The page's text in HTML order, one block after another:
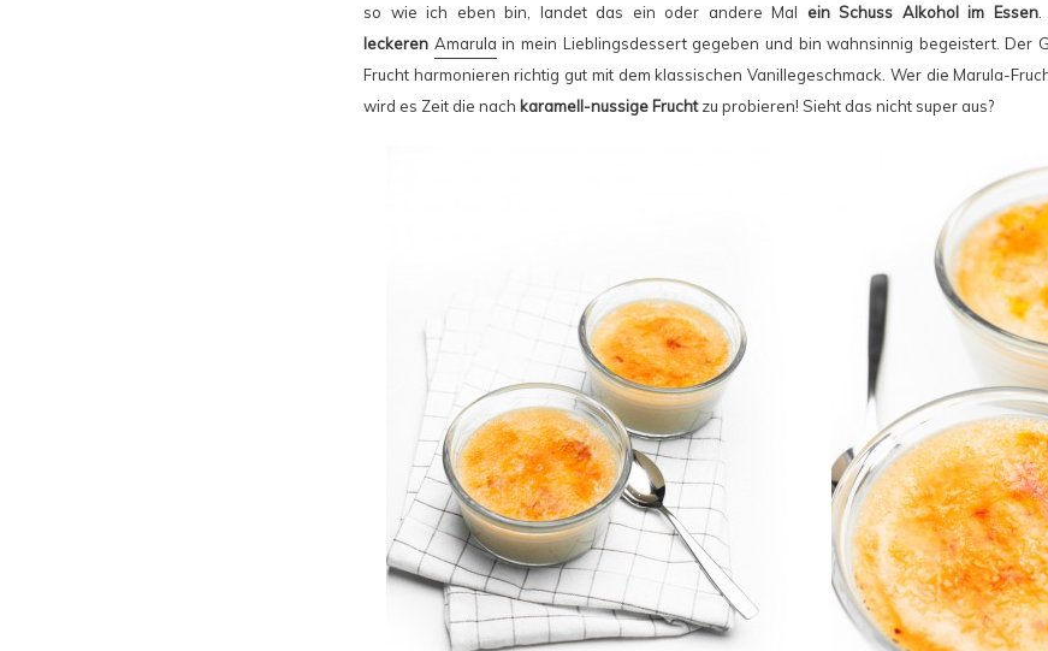
so wie ich eben bin, landet das ein oder andere Mal ein Schuss Alkohol im Essen.
leckeren Amarula in mein Lieblingsdessert gegeben und bin wahnsinnig begeistert. Der
Frucht harmonieren richtig gut mit dem klassischen Vanillegeschmack. Wer die Marula-
wird es Zeit die nach karamell-nussige Fruchtzu probieren! Sieht das nicht super aus?